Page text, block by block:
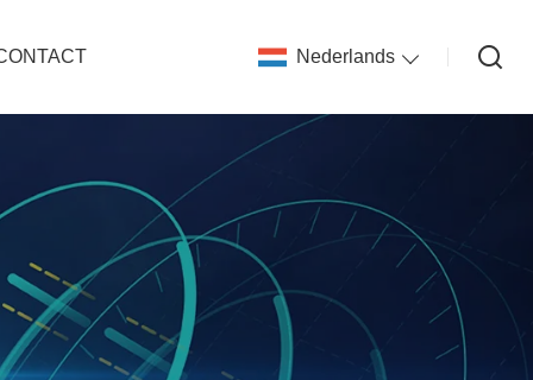
Nederlands